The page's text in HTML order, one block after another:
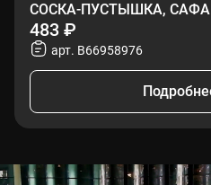
СОСКА-ПУСТЫШКА,
483 ₽
арт. B66958976